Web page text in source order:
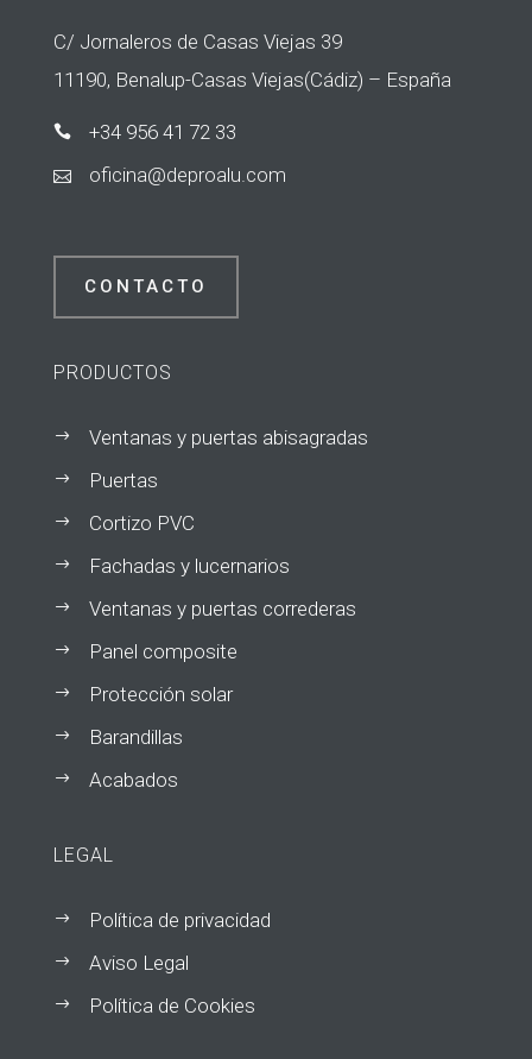
C/ Jornaleros de Casas Viejas 39
11190, Benalup-Casas Viejas(Cádiz) – España
 +34 956 41 72 33
 moc.u
laorp
ed@an
icifo
CONTACTO
PRODUCTOS
$ Ventanas y puertas abisagradas
$ Puertas
$ Cortizo PVC
$ Fachadas y lucernarios
$ Ventanas y puertas correderas
$ Panel composite
$ Protección solar
$ Barandillas
$ Acabados
LEGAL
$ Política de privacidad
$ Aviso Legal
$ Política de Cookies